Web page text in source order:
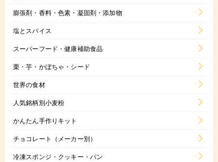
膨張剤・香料・色素・凝固剤・添加物
塩とスパイス
スーパーフード・健康補助食品
栗・芋・かぼちゃ・シード
世界の食材
人気銘柄別小麦粉
かんたん手作りキット
チョコレート（メーカー別）
冷凍スポンジ・クッキー・パン